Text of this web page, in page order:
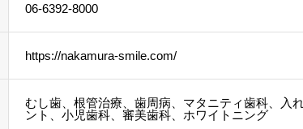
06-6392-8000
https://nakamura-smile.com/
むし歯、根管治療、歯周病、マタニティ歯科、入
ント、小児歯科、審美歯科、ホワイトニング